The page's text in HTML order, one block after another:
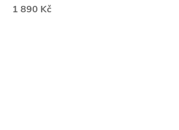
1 890 Kč